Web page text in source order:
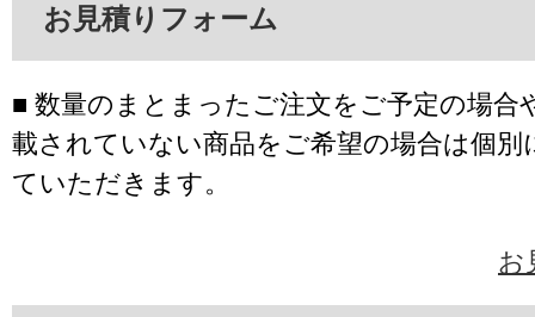
お見積りフォーム
■ 数量のまとまったご注文をご予定の場合
載されていない商品をご希望の場合は個別
ていただきます。
お